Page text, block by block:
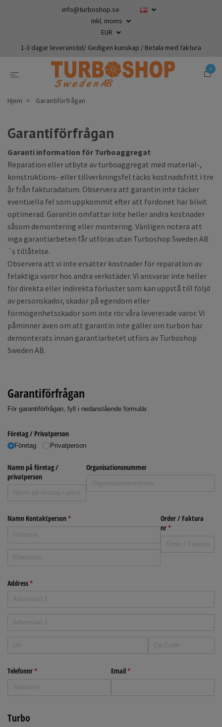
info@turboshop.se
Inkl. moms
EUR
1-3 dagar leveranstid/ Gedigen kunskap / Betala med faktura
0
Hjem Garantiförfrågan
Garantiförfrågan
Garanti information för Turboaggregat
Reparation eller utbyte av turboaggregat med material-,
konstruktions- eller tillverkningsfel täcks kostnadsfritt i tre
år från fakturadatum. Observera att garantin inte täcker
eventuella fel som uppkommit efter att fordonet har blivit
optimerad. Garantin omfattar inte heller andra kostnader
såsom demontering eller montering. Vänligen notera att
inga garantiarbeten får utföras utan Turboshop Sweden AB
´s tillåtelse.
Observera att vi inte ersätter kostnader för reparation av
felaktiga varor hos andra verkstäder. Vi ansvarar inte heller
för direkta eller indirekta förluster som kan uppstå till följd
av personskador, skador på egendom eller
förmögenhetsskador som inte rör våra levererade varor. Vi
påminner även om att garantin inte gäller om turbon har
demonterats innan garantiarbetet utförs av Turboshop
Sweden AB.